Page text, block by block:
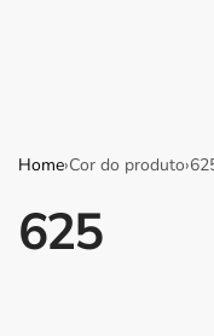
Home›Cor do produto›
625